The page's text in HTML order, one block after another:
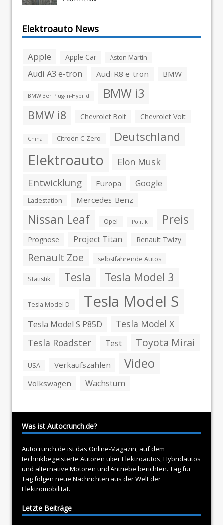
Elektroauto News
Apple Apple Car Aston Martin
Audi A3 e-tron Audi R8 e-tron BMW
BMW 3er Plug-in-Hybrid BMW i3
BMW i8 Chevrolet Bolt Chevrolet Volt
China Citroën C-Zero Deutschland
Elektroauto Elon Musk
Entwicklung Europa Google
Ladestation Mercedes-Benz
Nissan Leaf Opel Politik Preis
Prognose Project Titan Renault Twizy
Renault Zoe selbstfahrende Autos
Statistik Tesla Tesla Model 3
Tesla Model D Tesla Model S
Tesla Model S P85D
Tesla Model X
Tesla Roadster
Test Toyota Mirai
USA Verkaufszahlen Video
Volkswagen Wachstum
Was ist Autocrunch.de?
Autocrunch.de ist das Online-Magazin, auf dem
technikbegeisterte Autoren überElektroautos, Hybridautos
und alternative Motoren und Antriebe berichten. Tag für
Tag folgen neue Nachrichten aus der Welt der
Elektromobilität.
Letzte Beiträge